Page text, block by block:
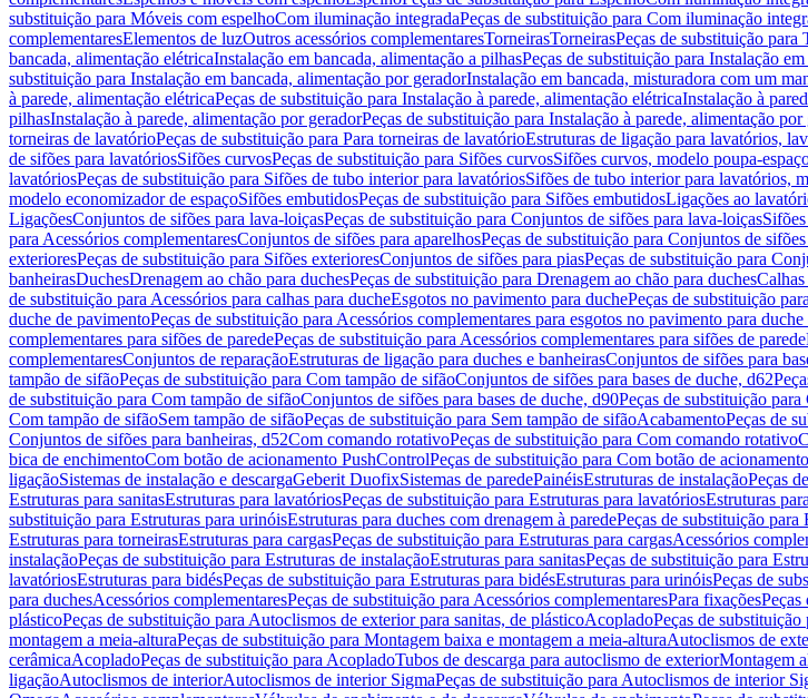
substituição para Móveis com espelhoCom iluminação integradaPeças de substituição para Com iluminação
complementaresElementos de luzOutros acessórios complementaresTorneirasTorneirasPeças de substituição para
bancada, alimentação elétricaInstalação em bancada, alimentação a pilhasPeças de substituição para Instalação
substituição para Instalação em bancada, alimentação por geradorInstalação em bancada, misturadora com um
à parede, alimentação elétricaPeças de substituição para Instalação à parede, alimentação elétricaInstalação à
pilhasInstalação à parede, alimentação por geradorPeças de substituição para Instalação à parede, alimentação por
torneiras de lavatórioPeças de substituição para Para torneiras de lavatórioEstruturas de ligação para lavatórios,
de sifões para lavatóriosSifões curvosPeças de substituição para Sifões curvosSifões curvos, modelo poupa-
lavatóriosPeças de substituição para Sifões de tubo interior para lavatóriosSifões de tubo interior para lavatórios,
modelo economizador de espaçoSifões embutidosPeças de substituição para Sifões embutidosLigações ao
LigaçõesConjuntos de sifões para lava-loiçasPeças de substituição para Conjuntos de sifões para lava-loiças
para Acessórios complementaresConjuntos de sifões para aparelhosPeças de substituição para Conjuntos de
exterioresPeças de substituição para Sifões exterioresConjuntos de sifões para piasPeças de substituição para
banheirasDuchesDrenagem ao chão para duchesPeças de substituição para Drenagem ao chão para duches
de substituição para Acessórios para calhas para ducheEsgotos no pavimento para duchePeças de substituição
duche de pavimentoPeças de substituição para Acessórios complementares para esgotos no pavimento para
complementares para sifões de paredePeças de substituição para Acessórios complementares para sifões de parede
complementaresConjuntos de reparaçãoEstruturas de ligação para duches e banheirasConjuntos de sifões para
tampão de sifãoPeças de substituição para Com tampão de sifãoConjuntos de sifões para bases de duche, d62
de substituição para Com tampão de sifãoConjuntos de sifões para bases de duche, d90Peças de substituição
Com tampão de sifãoSem tampão de sifãoPeças de substituição para Sem tampão de sifãoAcabamentoPeças de
Conjuntos de sifões para banheiras, d52Com comando rotativoPeças de substituição para Com comando rotativo
bica de enchimentoCom botão de acionamento PushControlPeças de substituição para Com botão de
ligaçãoSistemas de instalação e descargaGeberit DuofixSistemas de paredePainéisEstruturas de instalaçãoPeças
Estruturas para sanitasEstruturas para lavatóriosPeças de substituição para Estruturas para lavatóriosEstruturas
substituição para Estruturas para urinóisEstruturas para duches com drenagem à paredePeças de substituição para
Estruturas para torneirasEstruturas para cargasPeças de substituição para Estruturas para cargasAcessórios
instalaçãoPeças de substituição para Estruturas de instalaçãoEstruturas para sanitasPeças de substituição para
lavatóriosEstruturas para bidésPeças de substituição para Estruturas para bidésEstruturas para urinóisPeças de
para duchesAcessórios complementaresPeças de substituição para Acessórios complementaresPara fixaçõesPeças
plásticoPeças de substituição para Autoclismos de exterior para sanitas, de plásticoAcopladoPeças de
montagem a meia-alturaPeças de substituição para Montagem baixa e montagem a meia-alturaAutoclismos de
cerâmicaAcopladoPeças de substituição para AcopladoTubos de descarga para autoclismo de exteriorMontagem
ligaçãoAutoclismos de interiorAutoclismos de interior SigmaPeças de substituição para Autoclismos de interior